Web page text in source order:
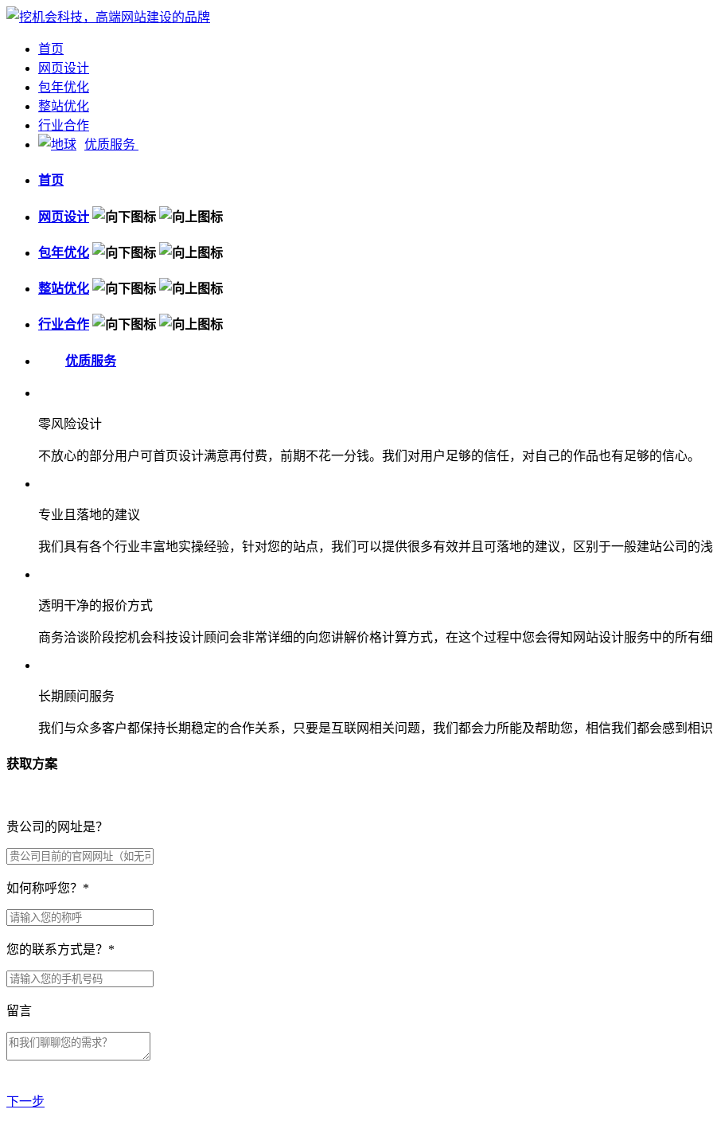
首页
网页设计
包年优化
整站优化
行业合作
优质服务
首页
网页设计
包年优化
整站优化
行业合作
优质服务
零风险设计
不放心的部分用户可首页设计满意再付费，前期不花一分钱。我们对用户足够的信任，对自己的作品也有足够的信心。
专业且落地的建议
我们具有各个行业丰富地实操经验，针对您的站点，我们可以提供很多有效并且可落地的建议，区别于一般建站公司的
透明干净的报价方式
商务洽谈阶段挖机会科技设计顾问会非常详细的向您讲解价格计算方式，在这个过程中您会得知网站设计服务中的所有
长期顾问服务
我们与众多客户都保持长期稳定的合作关系，只要是互联网相关问题，我们都会力所能及帮助您，相信我们都会感到相
获取方案
贵公司的网址是？
如何称呼您？ *
您的联系方式是？ *
留言
下一步